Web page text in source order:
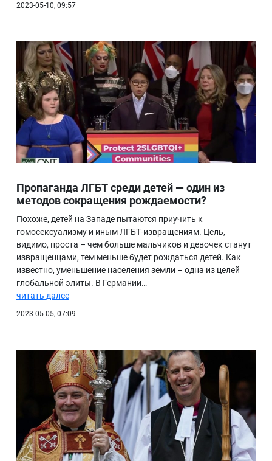
2023-05-10, 09:57
Пропаганда ЛГБТ среди детей — один из
методов сокращения рождаемости?
Похоже, детей на Западе пытаются приучить к
гомосексуализму и иным ЛГБТ-извращениям. Цель,
видимо, проста – чем больше мальчиков и девочек станут
извращенцами, тем меньше будет рождаться детей. Как
известно, уменьшение населения земли – одна из целей
глобальной элиты. В Германии…
читать далее
2023-05-05, 07:09